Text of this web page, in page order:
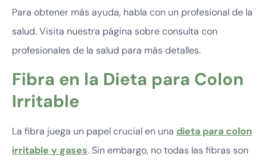
Para obtener más ayuda, habla con un profesional de la
salud. Visita nuestra página sobre consulta con
profesionales de la salud para más detalles.
Fibra en la Dieta para Colon
Irritable
La fibra juega un papel crucial en una dieta para colon
irritable y gases. Sin embargo, no todas las fibras son